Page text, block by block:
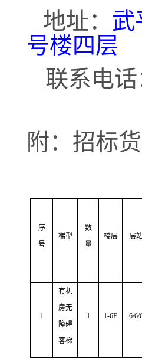
地址： 武
号楼四层
联系电话
附：招标
序
号
梯型
数
量
楼层 层
1
有机
房无
障碍
客梯
1 1-6F 6/6/